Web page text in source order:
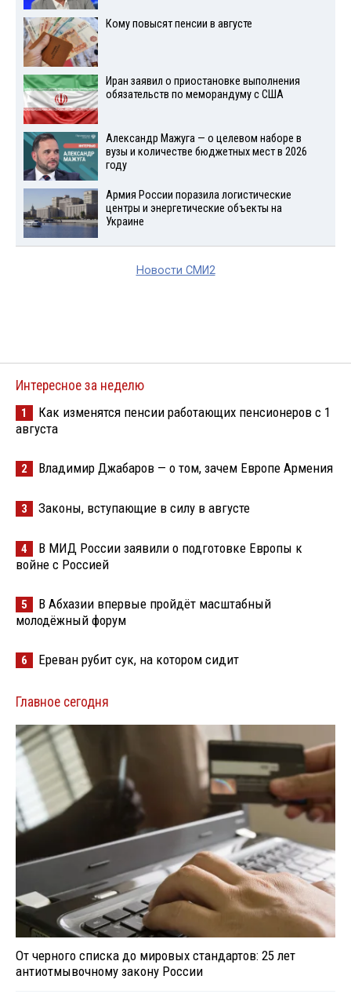
Кому повысят пенсии в августе
Иран заявил о приостановке выполнения
обязательств по меморандуму с США
Александр Мажуга — о целевом наборе в
вузы и количестве бюджетных мест в 2026
году
Армия России поразила логистические
центры и энергетические объекты на
Украине
Новости СМИ2
Интересное за неделю
1
Как изменятся пенсии работающих пенсионеров с 1
августа
2 Владимир Джабаров — о том, зачем Европе Армения
3 Законы, вступающие в силу в августе
4
В МИД России заявили о подготовке Европы к
войне с Россией
5
В Абхазии впервые пройдёт масштабный
молодёжный форум
6 Ереван рубит сук, на котором сидит
Главное сегодня
От черного списка до мировых стандартов: 25 лет
антиотмывочному закону России